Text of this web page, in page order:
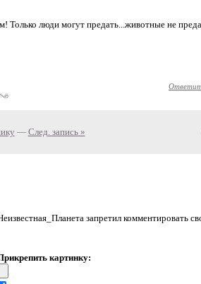
Только люди могут предать...животные не
— След. запись »
запретил комментировать
картинку: